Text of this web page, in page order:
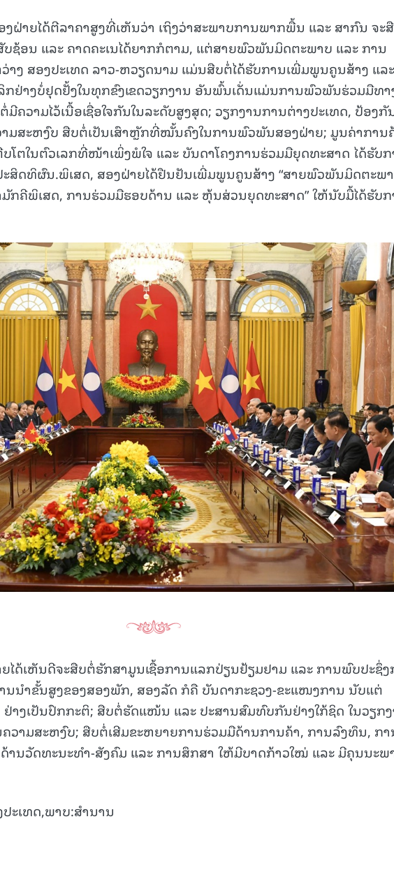
ງຝ່າຍໄດ້ຕີລາຄາສູງທີ່ເຫັນວ່າ ເຖິງວ່າສະພາບການພາກພື້ນ ແລະ ສາກົນ ຈະ
ຊ້ອນ ແລະ ຄາດຄະເນໄດ້ຍາກກໍຕາມ, ແຕ່ສາຍພົວພັນມິດຕະພາບ ແລະ ການ
າງ ສອງປະເທດ ລາວ-ຫວຽດນາມ ແມ່ນສືບຕໍ່ໄດ້ຮັບການເພີ່ມພູນຄູນສ້າງ ແລະ
ກຢ່າງບໍ່ຢຸດຢັ້ງໃນທຸກຂົງເຂດວຽກງານ ອັນພົ້ນເດັ່ນແມ່ນການພົວພັນຮ່ວມມືທາ
ຄວາມໄວ້ເນື້ອເຊື່ອໃຈກັນໃນລະດັບສູງສຸດ; ວຽກງານການຕ່າງປະເທດ, ປ້ອງກັ
າມສະຫງົບ ສືບຕໍ່ເປັນເສົາຫຼັກທີ່ໝັ້ນຄົງໃນການພົວພັນສອງຝ່າຍ; ມູນຄ່າການ
ໂຕໃນຕົວເລກທີ່ໜ້າເພິ່ງພໍໃຈ ແລະ ບັນດາໂຄງການຮ່ວມມືຍຸດທະສາດ ໄດ້ຮັບ
ສິດທິຜົນ.ພິເສດ, ສອງຝ່າຍໄດ້ຢືນຢັນເພີ່ມພູນຄູນສ້າງ “ສາຍພົວພັນມິດຕະພ
ກຄີພິເສດ, ການຮ່ວມມືຮອບດ້ານ ແລະ ຫຸ້ນສ່ວນຍຸດທະສາດ” ໃຫ້ນັບມື້ໄດ້ຮັບ
ດ້ເຫັນດີຈະສືບຕໍ່ຮັກສາມູນເຊື້ອການແລກປ່ຽນຢ້ຽມຢາມ ແລະ ການພົບປະຊຶ່
ນນໍາຂັ້ນສູງຂອງສອງພັກ, ສອງລັດ ກໍຄື ບັນດາກະຊວງ-ຂະແໜງການ ນັບແຕ່
າງເປັນປົກກະຕິ; ສືບຕໍ່ຮັດແໜ້ນ ແລະ ປະສານສົມທົບກັນຢ່າງໃກ້ຊິດ ໃນວຽກ
ວາມສະຫງົບ; ສືບຕໍ່ເສີມຂະຫຍາຍການຮ່ວມມືດ້ານການຄ້າ, ການລົງທຶນ, ກາ
ດ້ານວັດທະນະທໍາ-ສັງຄົມ ແລະ ການສຶກສາ ໃຫ້ມີບາດກ້າວໃໝ່ ແລະ ມີຄຸນນະພ
ະເທດ,ພາບ:ສໍານານ